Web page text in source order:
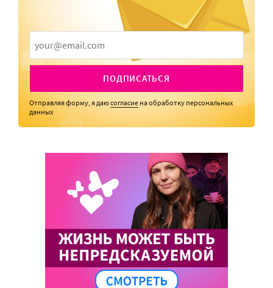
ПОДПИСАТЬСЯ
Отправляя форму, я даюсогласие на обработку персональных
данных